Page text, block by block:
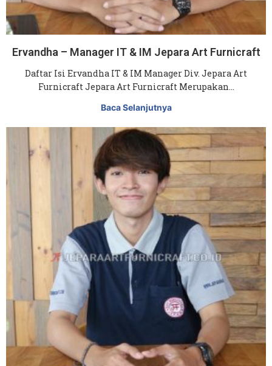
Ervandha – Manager IT & IM Jepara Art Furnicraft
Daftar Isi Ervandha IT & IM Manager Div. Jepara Art
Furnicraft Jepara Art Furnicraft Merupakan…
Baca Selanjutnya